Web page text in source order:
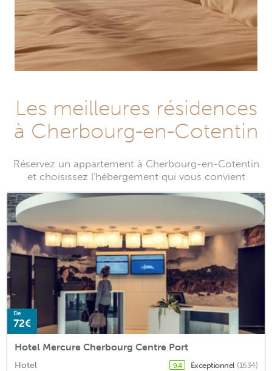
Les meilleures résidences
à Cherbourg-en-Cotentin
Réservez un appartement à Cherbourg-en-Cotentin
et choisissez l'hébergement qui vous convient
De
72€
Hotel Mercure Cherbourg Centre Port
Hotel 9,4 Exceptionnel (1634)